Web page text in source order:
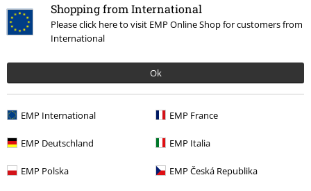
Shopping from International
Please click here to visit EMP Online Shop for customers from
International
Ok
EMP International EMP France
EMP Deutschland EMP Italia
EMP Polska EMP Česká Republika
Kommentar
Joaquim Mojo R.
Din längd i meter (t.ex. 1,73): 1.72